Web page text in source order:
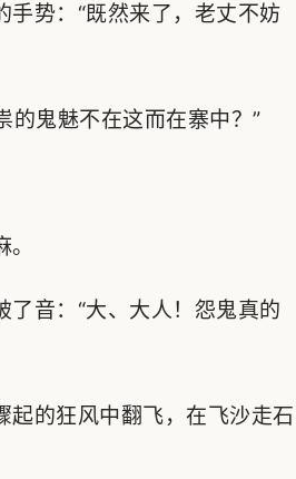
势：“既然来了，老丈不妨
鬼魅不在这而在寨中？”
音：“大、大人！怨鬼真的
起的狂风中翻飞，在飞沙走石